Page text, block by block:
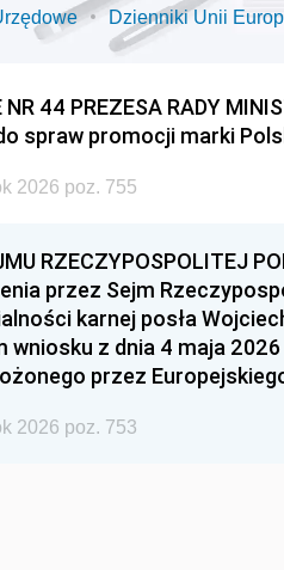
Dzienniki Unii
NR 44 PREZESA RADY
spraw promocji marki
2026 poz. 755
RZECZYPOSPOLITEJ
przez Sejm
karnej posła
wniosku z dnia 4 maja
przez
2026 poz. 753